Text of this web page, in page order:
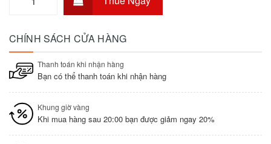
CHÍNH SÁCH CỬA HÀNG
Thanh toán khi nhận hàng
Bạn có thể thanh toán khi nhận hàng
Khung giờ vàng
Khi mua hàng sau 20:00 bạn được giảm ngay 20%